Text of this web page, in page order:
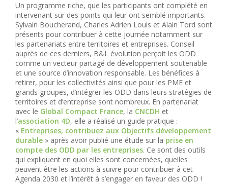
Un programme riche, que les participants ont complété en
intervenant sur des points qui leur ont semblé importants.
Sylvain Boucherand, Charles Adrien Louis et Alain Tord sont
présents pour contribuer à cette journée notamment sur
les partenariats entre territoires et entreprises. Conseil
auprès de ces derniers, B&L évolution perçoit les ODD
comme un vecteur partagé de développement soutenable
et une source d’innovation responsable. Les bénéfices à
retirer, pour les collectivités ainsi que pour les PME et
grands groupes, d’intégrer les ODD dans leurs stratégies de
territoires et d’entreprise sont nombreux. En partenariat
avec le Global Compact France, la CNCDH et
l’association 4D, elle a réalisé un guide pratique :
« Entreprises, contribuez aux Objectifs développement
durable » après avoir publié une étude sur la prise en
compte des ODD par les entreprises. Ce sont des outils
qui expliquent en quoi elles sont concernées, quelles
peuvent être les actions à suivre pour contribuer à cet
Agenda 2030 et l’intérêt à s’engager en faveur des ODD !